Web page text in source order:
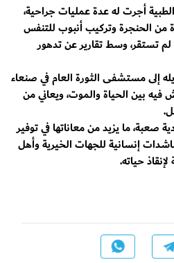
أجرت له عدة عمليات جراحية،
الحنجرة وتركيب أنبوب للتنفس
لم تستقر، وسط تقارير عن تدهور
إلى مستشفى الثورة العام في صنعاء
بين الحياة والموت، ويعاني من
صعبة، ما يزيد من معاناتها في توفير
إنسانية للجهات الخيرية وأهل
حياته.